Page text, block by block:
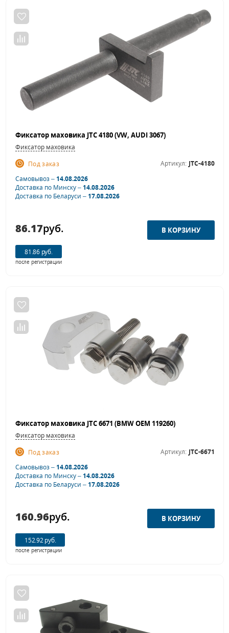
Фиксатор маховика JTC 4180 (VW, AUDI 3067)
Фиксатор маховика
Под заказ
Артикул: JTC-4180
Самовывоз –14.08.2026
Доставка по Минску –14.08.2026
Доставка по Беларуси –17.08.2026
86.17руб.
81.86 руб.
после регистрации
Фиксатор маховика JTC 6671 (BMW OEM 119260)
Фиксатор маховика
Под заказ
Артикул: JTC-6671
Самовывоз –14.08.2026
Доставка по Минску –14.08.2026
Доставка по Беларуси –17.08.2026
160.96руб.
152.92 руб.
после регистрации